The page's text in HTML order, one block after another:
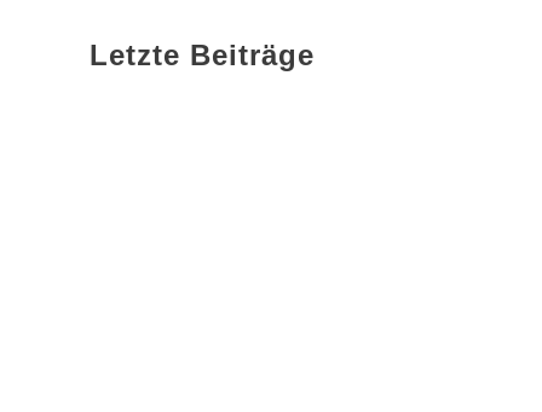
Letzte Beiträge